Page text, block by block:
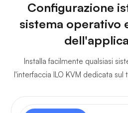
Configurazione
sistema operativo
Installa facilmente qualsiasi
l'interfaccia ILO KVM dedicata sul